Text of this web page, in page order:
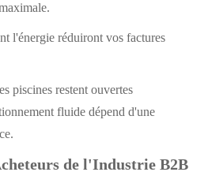
l'énergie réduiront vos factures
piscines restent ouvertes
fluide dépend d'une
de l'Industrie B2B